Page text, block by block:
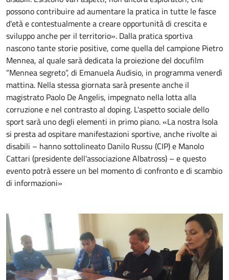
possono contribuire ad aumentare la pratica in tutte le fasce
d'età e contestualmente a creare opportunità di crescita e
sviluppo anche per il territorio». Dalla pratica sportiva
nascono tante storie positive, come quella del campione Pietro
Mennea, al quale sarà dedicata la proiezione del docufilm
“Mennea segreto”, di Emanuela Audisio, in programma venerdì
mattina. Nella stessa giornata sarà presente anche il
magistrato Paolo De Angelis, impegnato nella lotta alla
corruzione e nel contrasto al doping. L'aspetto sociale dello
sport sarà uno degli elementi in primo piano. «La nostra Isola
si presta ad ospitare manifestazioni sportive, anche rivolte ai
disabili – hanno sottolineato Danilo Russu (CIP) e Manolo
Cattari (presidente dell'associazione Albatross) – e questo
evento potrà essere un bel momento di confronto e di scambio
di informazioni»